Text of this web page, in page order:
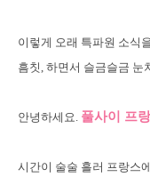
이렇게 오래 특파원 소식
흠칫, 하면서 슬금슬금 눈
안녕하세요. 풀사이 프
시간이 술술 흘러 프랑스